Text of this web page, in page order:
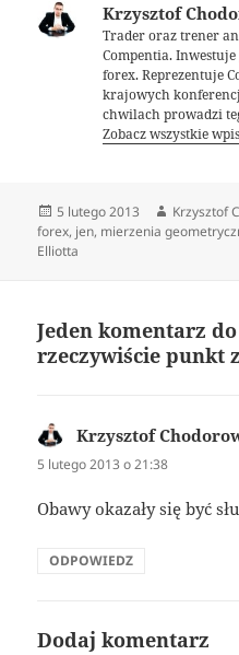
Krzysztof
Trader oraz trener
Compentia.
forex. Reprezentuje
krajowych
chwilach prowadzi
Zobacz wszystkie
Data
publikacji
5 lutego 2013 Autor
Krzysztof
forex, jen, mierzenia
Elliotta
Jeden komentarz
rzeczywiście punkt
Krzysztof
5 lutego 2013 o 21:38
Obawy okazały się być
ODPOWIEDZ
Dodaj komentarz